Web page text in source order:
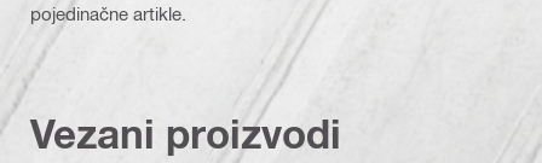
pojedinačne artikle.
Vezani proizvodi